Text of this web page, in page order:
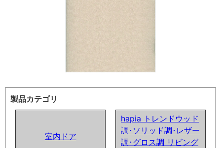
製品カテゴリ
室内ドア
hapia トレンドウッド
調･ソリッド調･レザー
調･グロス調 リビング